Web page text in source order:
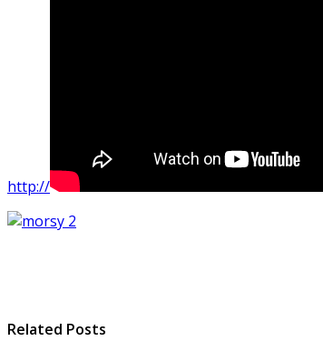
http://
Related Posts